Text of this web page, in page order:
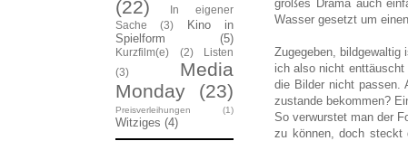
großes Drama auch
Wasser gesetzt um
Zugegeben,
ich also nicht enttäuscht
die Bilder nicht passen.
zustande bekommen?
So verwurstet man der
zu können, doch steckt
(22)
In eigener
Sache
(3)
Kino in
Spielform
(5)
Kurzfilm(e) (2)
Listen
(3)
Media
Monday
(23)
Preisverleihungen (1)
Witziges (4)